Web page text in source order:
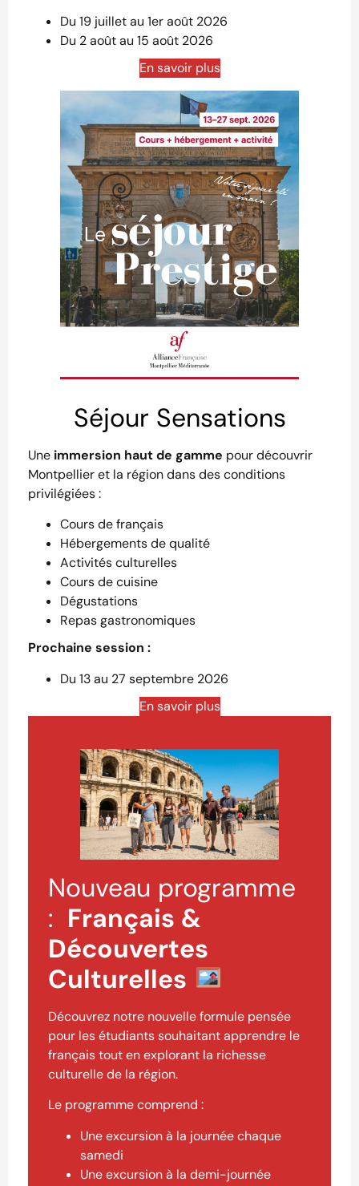
Du 19 juillet au 1er août 2026
Du 2 août au 15 août 2026
En savoir plus
Séjour Sensations
Une immersion haut de gamme pour découvrir
Montpellier et la région dans des conditions
privilégiées :
Cours de français
Hébergements de qualité
Activités culturelles
Cours de cuisine
Dégustations
Repas gastronomiques
Prochaine session :
Du 13 au 27 septembre 2026
En savoir plus
Nouveau programme
: Français &
Découvertes
Culturelles
Découvrez notre nouvelle formule pensée
pour les étudiants souhaitant apprendre le
français tout en explorant la richesse
culturelle de la région.
Le programme comprend :
Une excursion à la journée chaque
samedi
Une excursion à la demi-journée